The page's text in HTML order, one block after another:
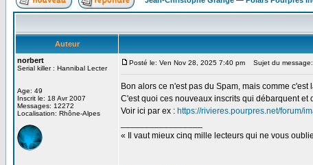
Auteur
norbert
Serial killer : Hannibal Lecter
Age: 49
Inscrit le: 18 Avr 2007
Messages: 12272
Localisation: Rhône-Alpes
Posté le: Ven Nov 28, 2025 7:40 pm Sujet du message:
Bon alors ce n'est pas du Spam, mais comme
C'est quoi ces nouveaux inscrits qui débarquent
Voir ici par ex : https://rivieres.pourpres.net/forum/
« Il vaut mieux cinq mille lecteurs qui ne vous